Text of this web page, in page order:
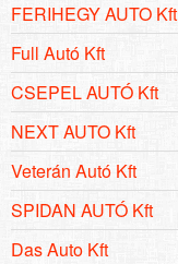
FERIHEGY AUTO Kft
Full Autó Kft
CSEPEL AUTÓ Kft
NEXT AUTO Kft
Veterán Autó Kft
SPIDAN AUTÓ Kft
Das Auto Kft